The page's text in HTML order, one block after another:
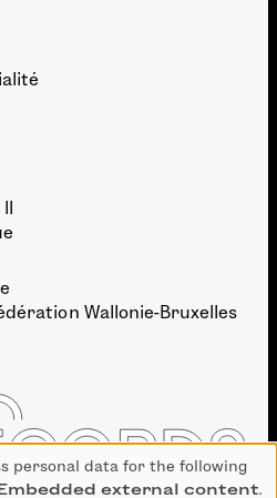
Wallonie-Bruxelles
personal data for the following
external content.